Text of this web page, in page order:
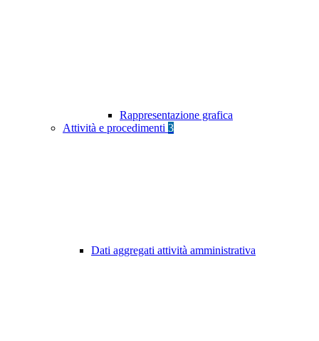
Rappresentazione grafica
Attività e procedimenti 3
Dati aggregati attività amministrativa